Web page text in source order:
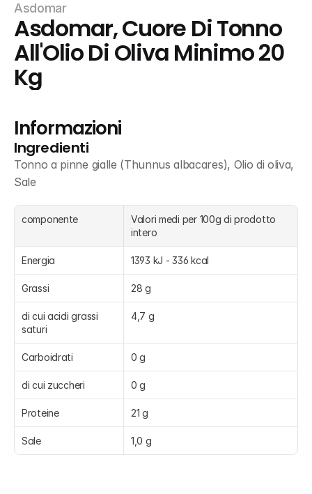
Asdomar
Asdomar, Cuore Di Tonno
All'Olio Di Oliva Minimo 20
Kg
Informazioni
Ingredienti
Tonno a pinne gialle (Thunnus albacares), Olio di oliva,
Sale
componente
Valori medi per 100g di prodotto
intero
Energia 1393 kJ - 336 kcal
Grassi 28 g
di cui acidi grassi
saturi
4,7 g
Carboidrati 0 g
di cui zuccheri 0 g
Proteine 21 g
Sale 1,0 g